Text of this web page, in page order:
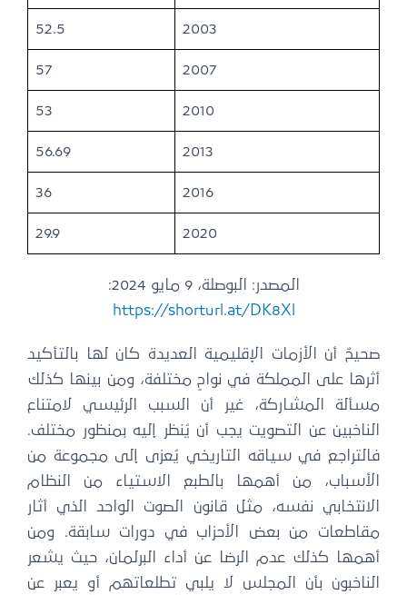
52.5 2003
57 2007
53 2010
56.69 2013
36 2016
29.9 2020
المصدر: البوصلة، 9 مايو 2024:
https://shorturl.at/DK8Xl
صحيحٌ أن الأزمات الإقليمية العديدة كان لها بالتأكيد
أثرها على المملكة في نواحٍ مختلفة، ومن بينها كذلك
مسألة المشاركة، غير أن السبب الرئيسي لامتناع
الناخبين عن التصويت يجب أن يُنظر إليه بمنظور مختلف.
فالتراجع في سياقه التاريخي يُعزى إلى مجموعة من
الأسباب، من أهمها بالطبع الاستياء من النظام
الانتخابي نفسه، مثل قانون الصوت الواحد الذي أثار
مقاطعات من بعض الأحزاب في دورات سابقة. ومن
أهمها كذلك عدم الرضا عن أداء البرلمان، حيث يشعر
الناخبون بأن المجلس لا يلبي تطلعاتهم أو يعبر عن